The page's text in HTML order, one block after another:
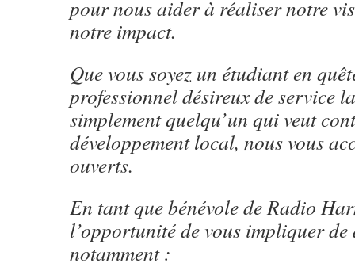
pour nous aider à réaliser notre
notre impact.
Que vous soyez un étudiant en
professionnel désireux de service
simplement quelqu’un qui veut
développement local, nous vous
ouverts.
En tant que bénévole de Radio
l’opportunité de vous impliquer de
notamment :